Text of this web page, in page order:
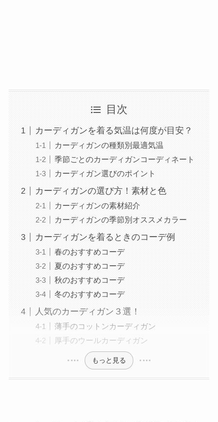
目次
カーディガンを着る気温は何度が目安？
カーディガンの種類別最適気温
季節ごとのカーディガンコーディネート
カーディガン選びのポイント
カーディガンの選び方！素材と色
カーディガンの素材紹介
カーディガンの季節別オススメカラー
カーディガンを着るときのコーデ例
春のおすすめコーデ
夏のおすすめコーデ
秋のおすすめコーデ
冬のおすすめコーデ
人気のカーディガン３選！
薄手のコットンカーディガン
厚手のウールカーディガン
もっと見る